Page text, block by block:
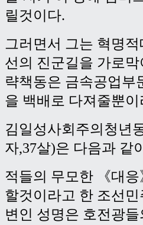
릴것이다.
그러면서 그는 혁명
선의 진군길을 가로
략책동은 금속공업부
을 백배로 다져줄뿐
김일성사회주의청년
자,37살)은 다음과 같
적들의 무모한 《대
할것이라고 한 조선
변인 성명은 호전광